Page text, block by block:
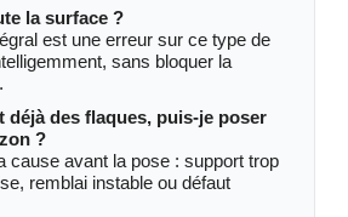
la surface ?
est une erreur sur ce type de
sans bloquer la
déjà des flaques, puis-je poser
?
cause avant la pose : support trop
remblai instable ou défaut